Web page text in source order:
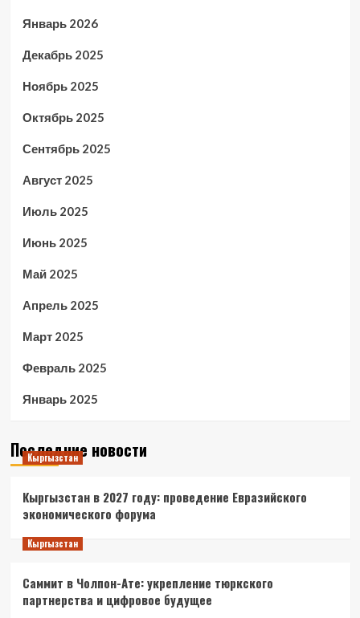
Январь 2026
Декабрь 2025
Ноябрь 2025
Октябрь 2025
Сентябрь 2025
Август 2025
Июль 2025
Июнь 2025
Май 2025
Апрель 2025
Март 2025
Февраль 2025
Январь 2025
Последние новости
Кыргызстан
Кыргызстан в 2027 году: проведение Евразийского
экономического форума
Кыргызстан
Саммит в Чолпон-Ате: укрепление тюркского
партнерства и цифровое будущее